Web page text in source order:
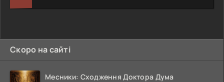
Скоро на сайті
Месники: Сходження Доктора Дума